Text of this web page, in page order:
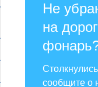
Не
на
сообщите о